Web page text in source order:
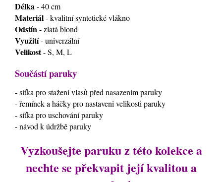
Délka- 40 cm
Materiál- kvalitní syntetické vlákno
Odstín- zlatá blond
Využití- univerzální
Velikost- S, M, L
Součástí paruky
- síťka pro stažení vlasů před nasazením paruky
- řemínek a háčky pro nastaveni velikosti paruky
- síťka pro uschování paruky
- návod k údržbě paruky
Vyzkoušejte paruku z této kolekce a
nechte se překvapit její kvalitou a